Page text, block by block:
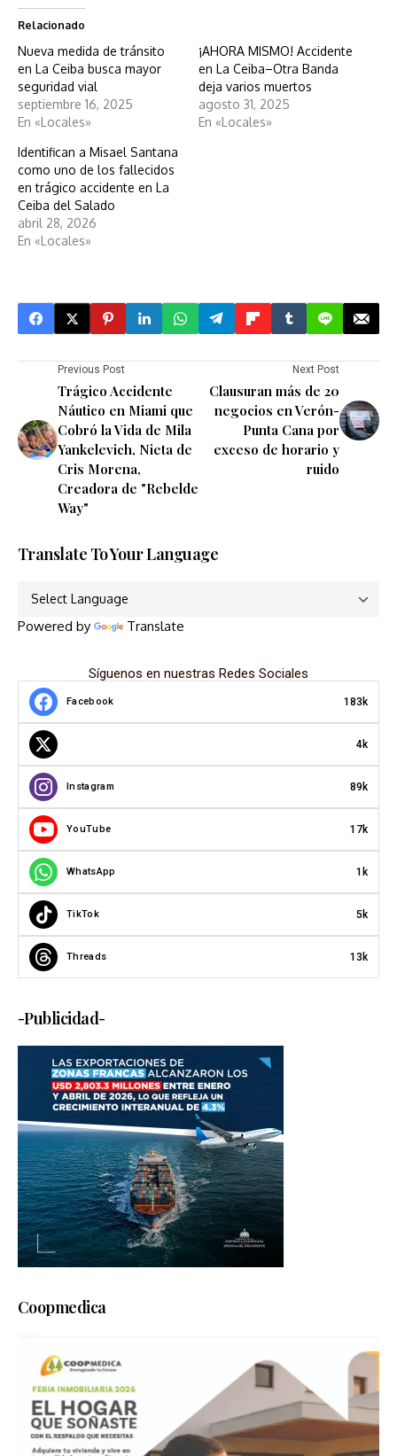
Relacionado
Nueva medida de tránsito
en La Ceiba busca mayor
seguridad vial
septiembre 16, 2025
En «Locales»
¡AHORA MISMO! Accidente
en La Ceiba–Otra Banda
deja varios muertos
agosto 31, 2025
En «Locales»
Identifican a Misael Santana
como uno de los fallecidos
en trágico accidente en La
Ceiba del Salado
abril 28, 2026
En «Locales»
Previous Post
Trágico Accidente
Náutico en Miami que
Cobró la Vida de Mila
Yankelevich, Nieta de
Cris Morena,
Creadora de "Rebelde
Way"
Next Post
Clausuran más de 20
negocios en Verón-
Punta Cana por
exceso de horario y
ruido
Translate To Your Language
Powered by Translate
Síguenos en nuestras Redes Sociales
Facebook 183k
4k
Instagram 89k
YouTube 17k
WhatsApp 1k
TikTok 5k
Threads 13k
-Publicidad-
Coopmedica